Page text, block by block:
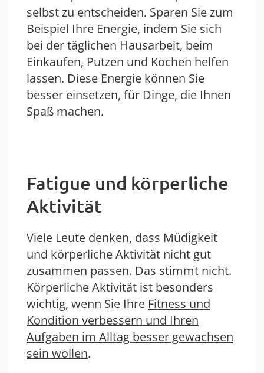
selbst zu entscheiden. Sparen Sie zum
Beispiel Ihre Energie, indem Sie sich
bei der täglichen Hausarbeit, beim
Einkaufen, Putzen und Kochen helfen
lassen. Diese Energie können Sie
besser einsetzen, für Dinge, die Ihnen
Spaß machen.
Fatigue und körperliche
Aktivität
Viele Leute denken, dass Müdigkeit
und körperliche Aktivität nicht gut
zusammen passen. Das stimmt nicht.
Körperliche Aktivität ist besonders
wichtig, wenn Sie Ihre Fitness und
Kondition verbessern und Ihren
Aufgaben im Alltag besser gewachsen
sein wollen.